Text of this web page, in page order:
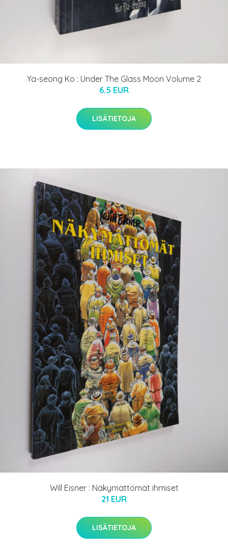
Ya-seong Ko : Under The Glass Moon Volume 2
6.5 EUR
LISÄTIETOJA
Will Eisner : Näkymättömät ihmiset
21 EUR
LISÄTIETOJA